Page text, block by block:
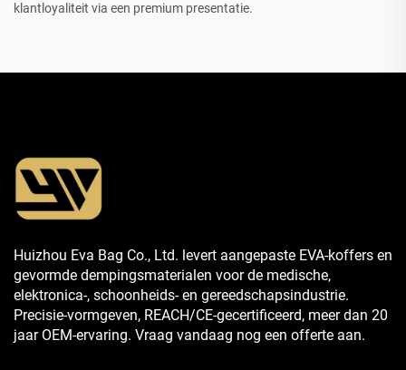
klantloyaliteit via een premium presentatie.
Huizhou Eva Bag Co., Ltd. levert aangepaste EVA-koffers en
gevormde dempingsmaterialen voor de medische,
elektronica-, schoonheids- en gereedschapsindustrie.
Precisie-vormgeven, REACH/CE-gecertificeerd, meer dan 20
jaar OEM-ervaring. Vraag vandaag nog een offerte aan.